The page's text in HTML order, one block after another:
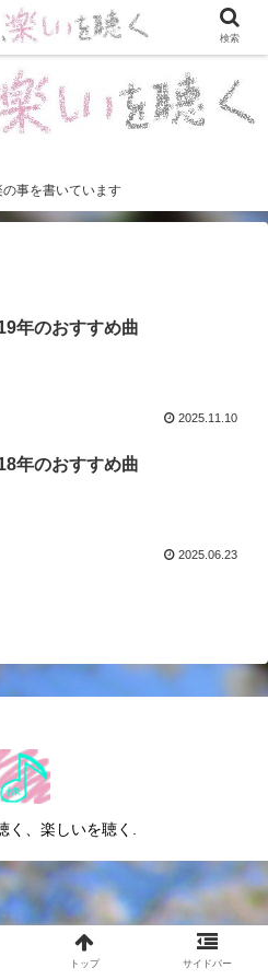
事を書いています
年のおすすめ曲
2025.11.10
年のおすすめ曲
2025.06.23
、楽しいを聴く.
検索
トップ サイドバー